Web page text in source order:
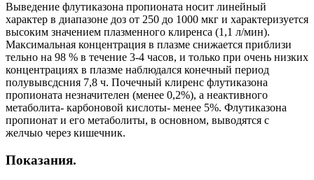
Выведение флутиказона пропионата носит линейный
характер в диапазоне доз от 250 до 1000 мкг и характеризуется
высоким значением плазменного клиренса (1,1 л/мин).
Максимальная концентрация в плазме снижается приблизи
тельно на 98 % в течение 3-4 часов, и только при очень низких
концентрациях в плазме наблюдался конечный период
полувывсдсния 7,8 ч. Почечный клиренс флутиказона
пропионата незначителен (менее 0,2%), а неактивного
метаболита- карбоновой кислоты- менее 5%. Флутиказона
пропионат и его метаболиты, в основном, выводятся с
желчыо через кишечник.
Показания.